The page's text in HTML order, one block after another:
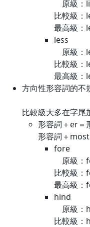
原級：
比較級：
最高級：
less
原級：
比較級：
最高級：
方向性形容詞的不
比較級大多在字尾
形容詞＋er＝
形容詞＋
fore
原級：
比較級：
最高級：
hind
原級：
比較級：